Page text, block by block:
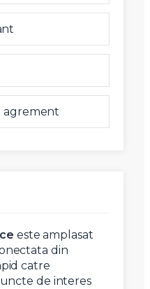
agrement
este amplasat
din
catre
de interes